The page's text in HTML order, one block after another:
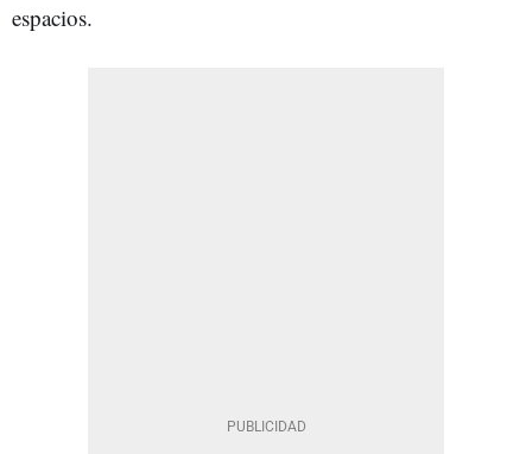
espacios.